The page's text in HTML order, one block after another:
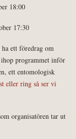
18:00
17:30
ett föredrag om
programmet inför
ett entomologisk
eller ring så ser vi
organisatören tar ut